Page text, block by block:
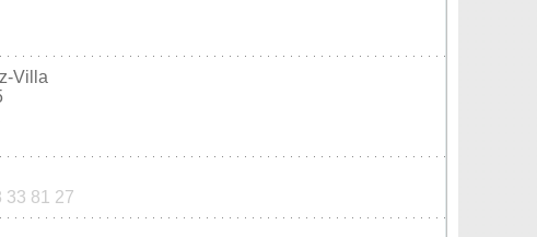
Villa
33 81 27